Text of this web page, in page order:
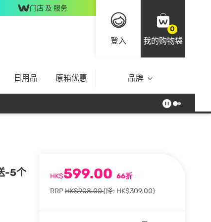
门店 及 服务
登入
0
我的购物袋
日用品 原箱优惠 品牌
-5个
HK$599.00 66折
RRPHK$908.00(降: HK$309.00)